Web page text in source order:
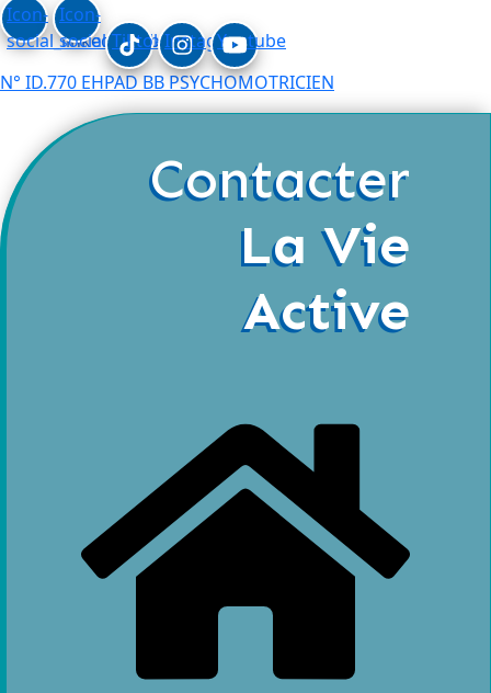
Icon-
social_linkedin
Icon-
social_facebook
TiktokInstagramYoutube
N° ID.770 EHPAD BB PSYCHOMOTRICIEN
Contacter
La Vie
Active